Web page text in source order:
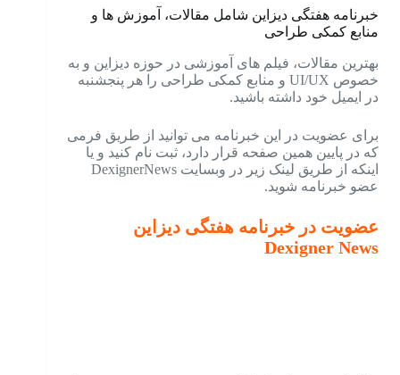
خبرنامه هفتگی دیزاین شامل مقالات، آموزش ها و
منابع کمکی طراحی
بهترین مقالات، فیلم های آموزشی در حوزه دیزاین و به
خصوص UI/UX و منابع کمکی طراحی را هر پنجشنبه
در ایمیل خود داشته باشید.
برای عضویت در این خبرنامه می توانید از طریق فرمی
که در پایین همین صفحه قرار دارد، ثبت نام کنید و یا
اینکه از طریق لینک زیر در وبسایت DexignerNews
عضو خبرنامه شوید.
عضویت در خبرنامه هفتگی دیزاین
Dexigner News